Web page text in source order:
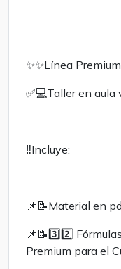
✨️✨️Línea
✅️💻Taller en aula
‼️Incluye:
📌📝Material en
📌📝3️⃣2️⃣
Premium para el